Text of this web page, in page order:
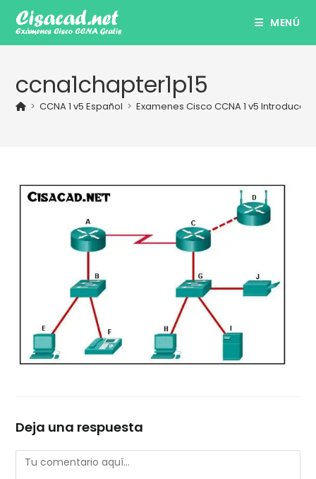
contenido
MENÚ
ccna1chapter1p15
> CCNA 1 v5 Español > Examenes Cisco CCNA 1 v5
Deja una respuesta
Comentario